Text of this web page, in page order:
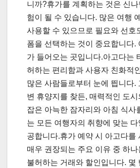
니까?휴가를 계획하는 것은 신
험이 될 수 있습니다. 많은 여행
사용할 수 있으므로 필요와 선호
폼을 선택하는 것이 중요합니다.
가 들어오는 곳입니다.아고다는
허하는 편리함과 사용자 친화적
많은 사람들로부터 눈에 띕니다.
변 휴양지를 찾든, 매력적인 도시
잡은 아늑한 잠자리와 아침 식사
는 모든 여행자의 취향에 맞는 다
공합니다.휴가 예약 시 아고다를
매우 권장되는 주요 이유 중 하
불허하는 거래와 할인입니다. 몇